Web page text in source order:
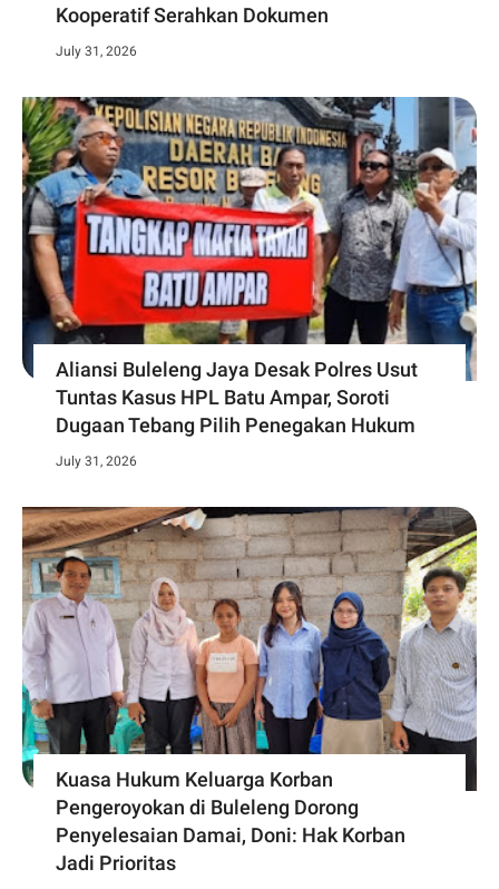
Kooperatif Serahkan Dokumen
July 31, 2026
Aliansi Buleleng Jaya Desak Polres Usut
Tuntas Kasus HPL Batu Ampar, Soroti
Dugaan Tebang Pilih Penegakan Hukum
July 31, 2026
Kuasa Hukum Keluarga Korban
Pengeroyokan di Buleleng Dorong
Penyelesaian Damai, Doni: Hak Korban
Jadi Prioritas